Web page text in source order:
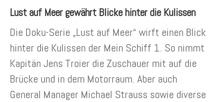
Lust auf Meer gewährt Blicke hinter die Kulissen
Die Doku-Serie „Lust auf Meer“ wirft einen Blick
hinter die Kulissen der Mein Schiff 1. So nimmt
Kapitän Jens Troier die Zuschauer mit auf die
Brücke und in dem Motorraum. Aber auch
General Manager Michael Strauss sowie diverse